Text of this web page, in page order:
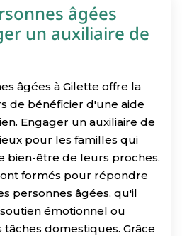
âgées
un auxiliaire de
âgées à Gilette offre la
de bénéficier d'une aide
Engager un auxiliaire de
pour les familles qui
bien-être de leurs proches.
formés pour répondre
personnes âgées, qu'il
émotionnel ou
tâches domestiques. Grâce